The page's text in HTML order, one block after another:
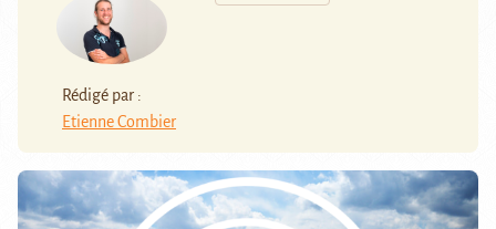
Rédigé par :
Etienne Combier